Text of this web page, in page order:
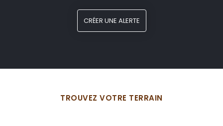
CRÉER UNE ALERTE
TROUVEZ VOTRE TERRAIN